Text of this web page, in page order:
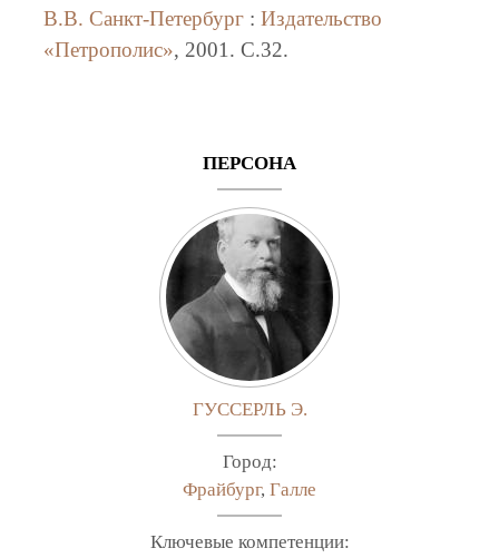
В.В. Санкт-Петербург: Издательство
«Петрополис», 2001. C.32.
ПЕРСОНА
ГУССЕРЛЬ Э.
Город:
Фрайбург, Галле
Ключевые компетенции: